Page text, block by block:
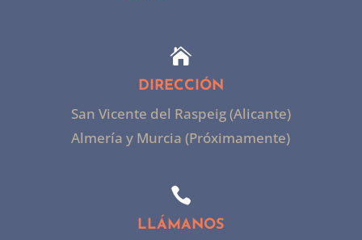

DIRECCIÓN
San Vicente del Raspeig (Alicante)
Almería y Murcia (Próximamente)

LLÁMANOS